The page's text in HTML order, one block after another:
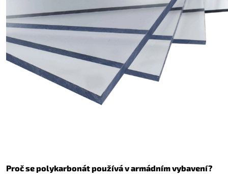
Proč se polykarbonát používá v armádním vybavení?